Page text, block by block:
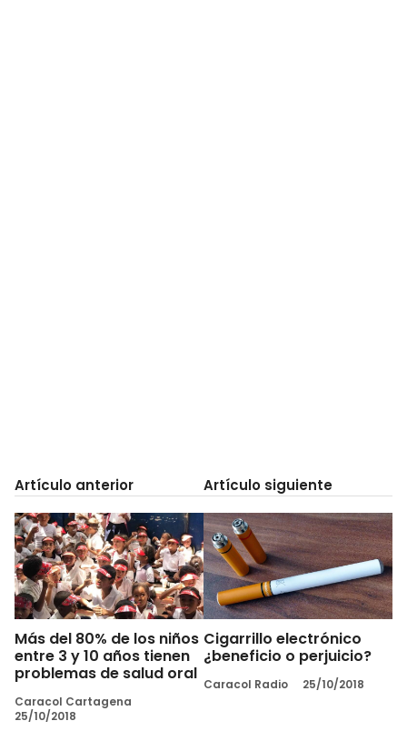
Artículo anterior
Más del 80% de los niños
entre 3 y 10 años tienen
problemas de salud oral
Caracol Cartagena
25/10/2018
Artículo siguiente
Cigarrillo electrónico
¿beneficio o perjuicio?
Caracol Radio 25/10/2018